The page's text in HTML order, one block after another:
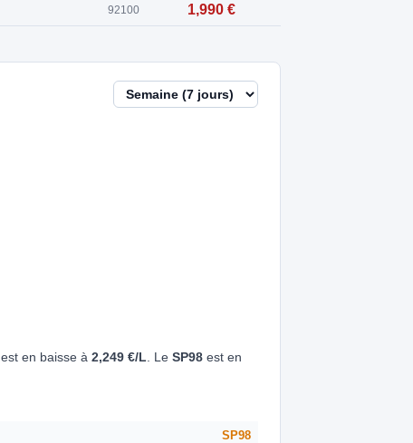
92100 1,990 €
est en baisse à 2,249 €/L . Le SP98 est en
SP98